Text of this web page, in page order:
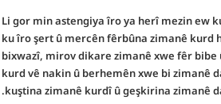
Li gor min astengiya îro ya herî mezin ew
ku îro şert û mercên fêrbûna zimanê
bixwazî, mirov dikare zimanê xwe fêr
kurd vê nakin û berhemên xwe bi zimanê
kuştina zimanê kurdî û geşkirina zimanê